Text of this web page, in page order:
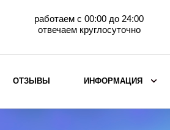
работаем с 00:00 до 24:00
отвечаем круглосуточно
ОТЗЫВЫ ИНФОРМАЦИЯ